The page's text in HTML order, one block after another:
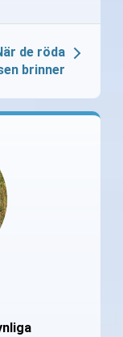
de röda
brinner